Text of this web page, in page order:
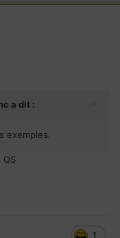
a dit :
exemples.
QS
1